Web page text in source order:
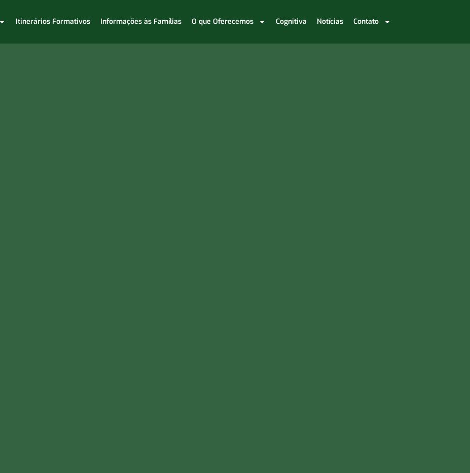
Itinerários Formativos Informações às Famílias O que Oferecemos Cognitiva Notícias Contato